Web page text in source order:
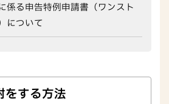
係る申告特例申請書（ワンスト
について
をする方法